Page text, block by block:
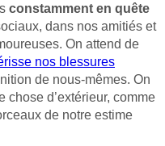
constamment en quête
dans nos amitiés et
On attend de
nos blessures
de nous-mêmes. On
chose d’extérieur, comme
de notre estime